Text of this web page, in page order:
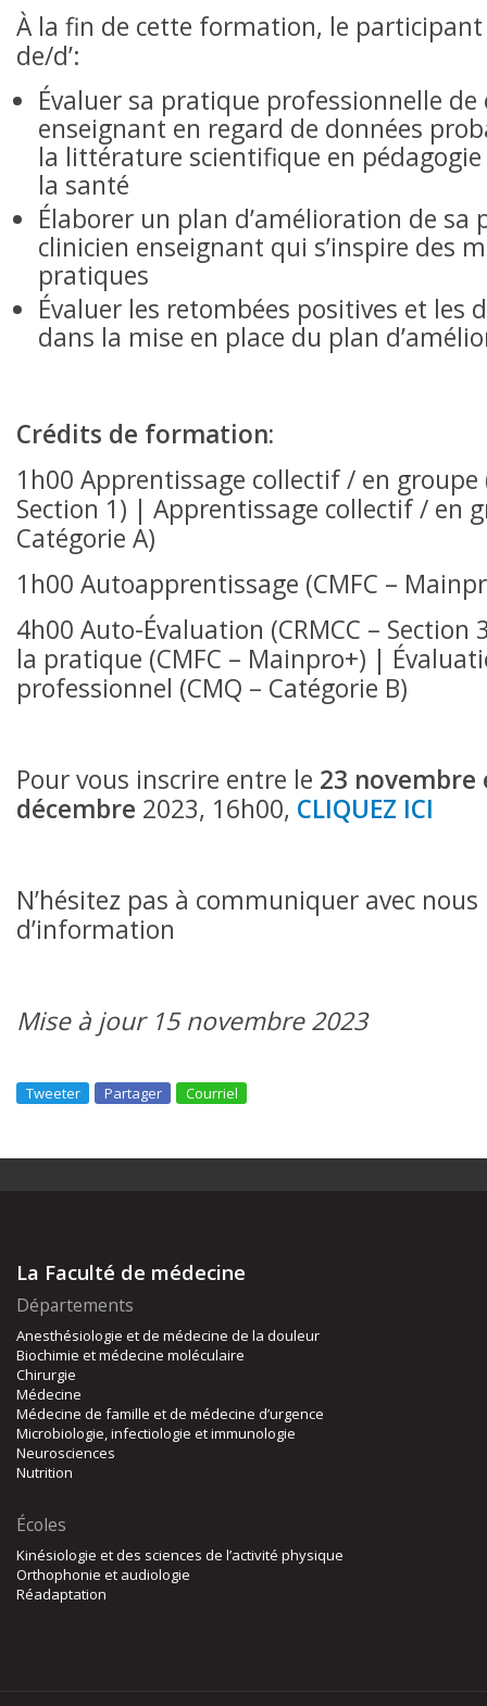
À la fin de cette formation, le
de/d’:
Évaluer sa pratique professionnelle de
enseignant en regard de données
la littérature scientifique en pédagogie
la santé
Élaborer un plan d’amélioration de sa
clinicien enseignant qui s’inspire des
pratiques
Évaluer les retombées positives et les
dans la mise en place du plan
Crédits de formation:
1h00 Apprentissage collectif / en groupe
Section 1) | Apprentissage collectif / en
Catégorie A)
1h00 Autoapprentissage (CMFC –
4h00 Auto-Évaluation (CRMCC –
la pratique (CMFC – Mainpro+) |
professionnel (CMQ – Catégorie B)
Pour vous inscrire entre le 23 novembre
décembre 2023, 16h00, CLIQUEZ ICI
N’hésitez pas à communiquer avec
d’information
Mise à jour 15 novembre 2023
Tweeter Partager Courriel
La Faculté de médecine
Départements
Anesthésiologie et de médecine de la douleur
Biochimie et médecine moléculaire
Chirurgie
Médecine
Médecine de famille et de médecine d’urgence
Microbiologie, infectiologie et immunologie
Neurosciences
Nutrition
Écoles
Kinésiologie et des sciences de l’activité physique
Orthophonie et audiologie
Réadaptation